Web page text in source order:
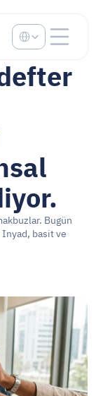
Bugün
Inyad, basit ve
Select Language